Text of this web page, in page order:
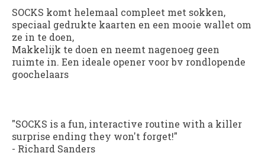
SOCKS komt helemaal compleet met sokken,
speciaal gedrukte kaarten en een mooie wallet om
ze in te doen,
Makkelijk te doen en neemt nagenoeg geen
ruimte in. Een ideale opener voor bv rondlopende
goochelaars
"SOCKS is a fun, interactive routine with a killer
surprise ending they won't forget!"
- Richard Sanders